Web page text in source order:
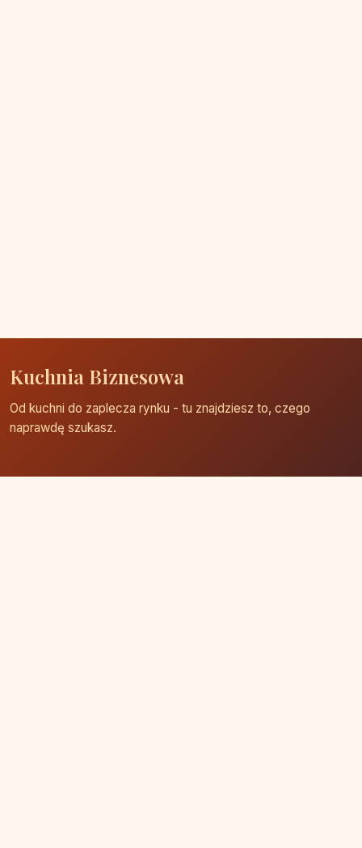
Kuchnia Biznesowa
Od kuchni do zaplecza rynku - tu znajdziesz to, czego
naprawdę szukasz.